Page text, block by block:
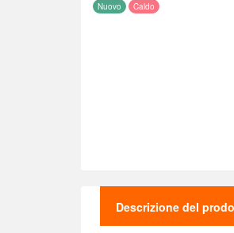
Nuovo Caldo
Descrizione del